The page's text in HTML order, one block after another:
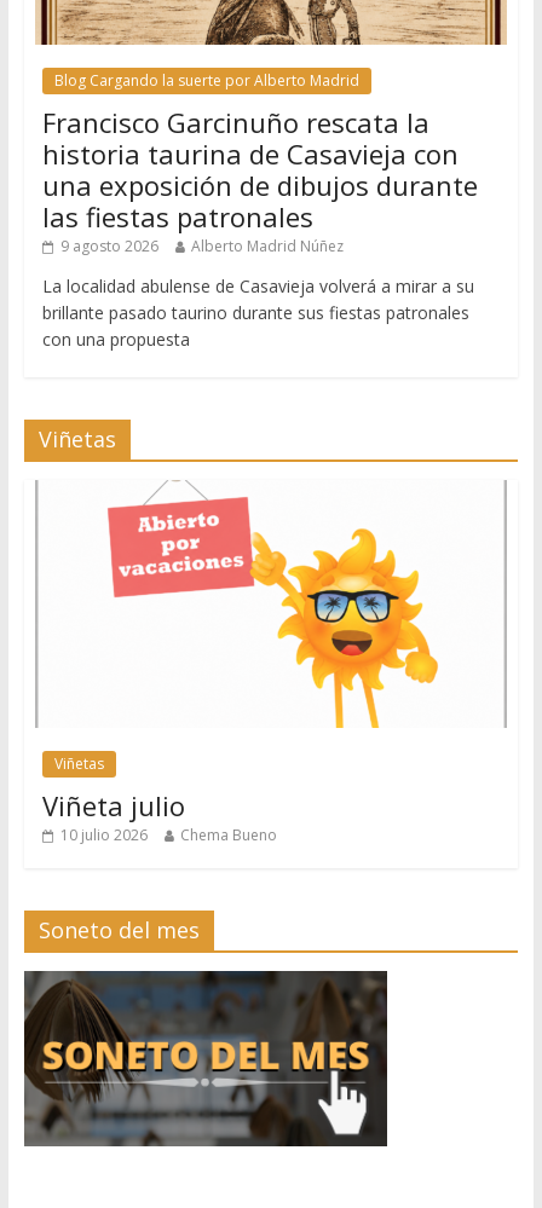
Blog Cargando la suerte por Alberto Madrid
Francisco Garcinuño rescata la
historia taurina de Casavieja con
una exposición de dibujos durante
las fiestas patronales
9 agosto 2026 Alberto Madrid Núñez
La localidad abulense de Casavieja volverá a mirar a su
brillante pasado taurino durante sus fiestas patronales
con una propuesta
Viñetas
Viñetas
Viñeta julio
10 julio 2026 Chema Bueno
Soneto del mes